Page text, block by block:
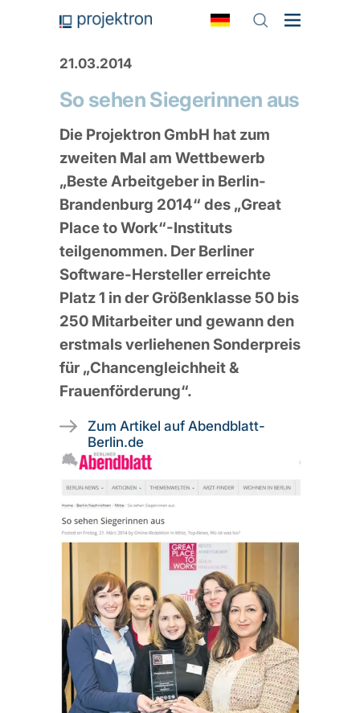
21.03.2014
So sehen Siegerinnen aus
Die Projektron GmbH hat zum
zweiten Mal am Wettbewerb
„Beste Arbeitgeber in Berlin-
Brandenburg 2014“ des „Great
Place to Work“-Instituts
teilgenommen. Der Berliner
Software-Hersteller erreichte
Platz 1 in der Größenklasse 50 bis
250 Mitarbeiter und gewann den
erstmals verliehenen Sonderpreis
für „Chancengleichheit &
Frauenförderung“.
Zum Artikel auf Abendblatt-
Berlin.de